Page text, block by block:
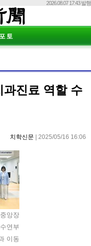
2026.08.07 17:43 발행
과진료 역할 수
치학신문 | 2025/05/16 16:06
앙장
연부
이동